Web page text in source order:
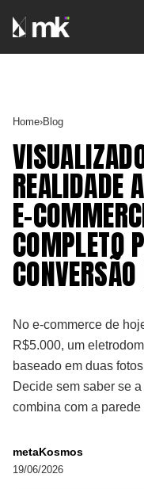
Home›Blog
REALIDADE
E-
COMPLETO
No e-commerce de
R$5.000, um
baseado em duas
Decide sem saber se
combina com a parede
metaKosmos
19/06/2026